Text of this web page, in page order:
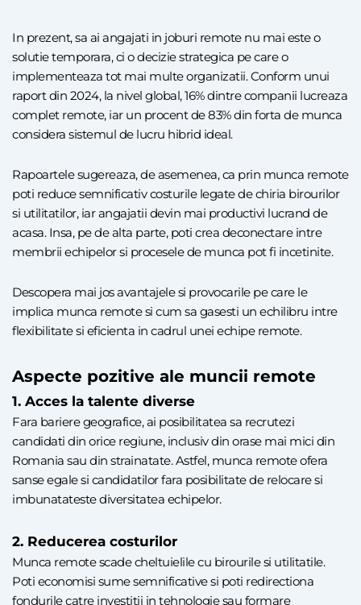
In prezent, sa ai angajati in joburi remote nu mai este o
solutie temporara, ci o decizie strategica pe care o
implementeaza tot mai multe organizatii. Conform unui
raport din 2024, la nivel global, 16% dintre companii lucreaza
complet remote, iar un procent de 83% din forta de munca
considera sistemul de lucru hibrid ideal.
Rapoartele sugereaza, de asemenea, ca prin munca remote
poti reduce semnificativ costurile legate de chiria birourilor
si utilitatilor, iar angajatii devin mai productivi lucrand de
acasa. Insa, pe de alta parte, poti crea deconectare intre
membrii echipelor si procesele de munca pot fi incetinite.
Descopera mai jos avantajele si provocarile pe care le
implica munca remote si cum sa gasesti un echilibru intre
flexibilitate si eficienta in cadrul unei echipe remote.
Aspecte pozitive ale muncii remote
1. Acces la talente diverse
Fara bariere geografice, ai posibilitatea sa recrutezi
candidati din orice regiune, inclusiv din orase mai mici din
Romania sau din strainatate. Astfel, munca remote ofera
sanse egale si candidatilor fara posibilitate de relocare si
imbunatateste diversitatea echipelor.
2. Reducerea costurilor
Munca remote scade cheltuielile cu birourile si utilitatile.
Poti economisi sume semnificative si poti redirectiona
fondurile catre investitii in tehnologie sau formare